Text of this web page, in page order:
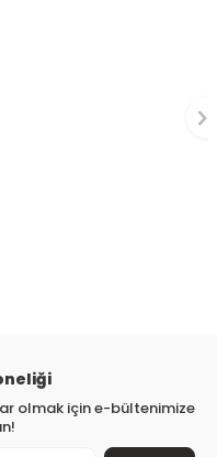
olmak için e-bültenimize